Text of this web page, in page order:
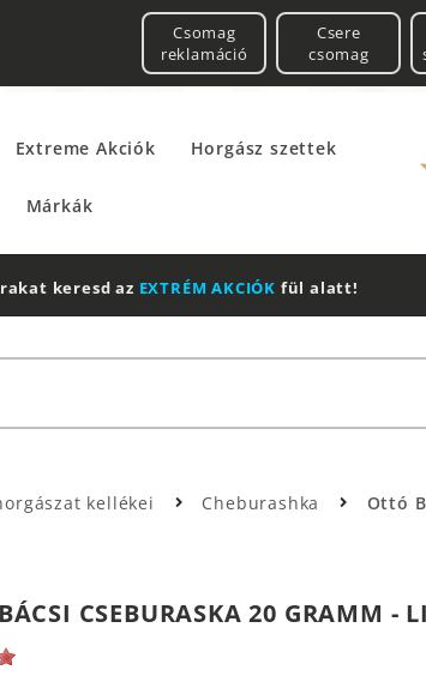
Csomag
reklamáció
Csere
csomag
Extreme Akciók Horgász szettek
Márkák
keresd az EXTRÉM AKCIÓK fül alatt!
kellékei Cheburashka Ottó
CSEBURASKA 20 GRAMM -